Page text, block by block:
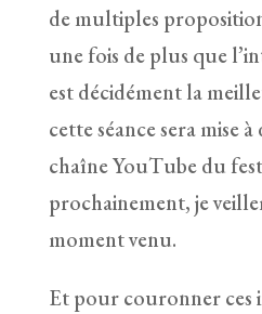
de multiples
une fois de plus que
est décidément la
cette séance sera mise
chaîne YouTube du
prochainement, je
moment venu.
Et pour couronner ces